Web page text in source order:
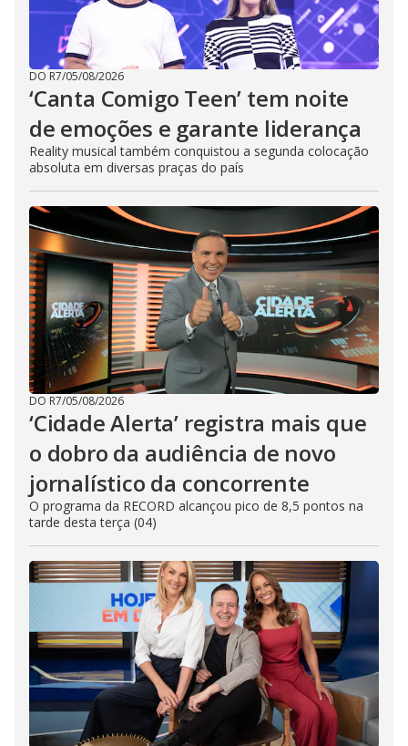
DO R7/05/08/2026
‘Canta Comigo Teen’ tem noite
de emoções e garante liderança
Reality musical também conquistou a segunda colocação
absoluta em diversas praças do país
DO R7/05/08/2026
‘Cidade Alerta’ registra mais que
o dobro da audiência de novo
jornalístico da concorrente
O programa da RECORD alcançou pico de 8,5 pontos na
tarde desta terça (04)